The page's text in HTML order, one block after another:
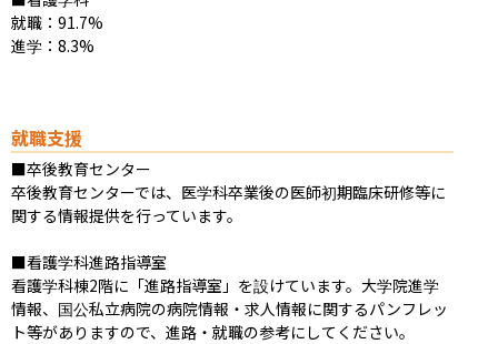
就職：91.7%
進学：8.3%
就職支援
■卒後教育センター
卒後教育センターでは、医学科卒業後の医師初期臨床研修等に
関する情報提供を行っています。
■看護学科進路指導室
看護学科棟2階に「進路指導室」を設けています。大学院進学
情報、国公私立病院の病院情報・求人情報に関するパンフレッ
ト等がありますので、進路・就職の参考にしてください。